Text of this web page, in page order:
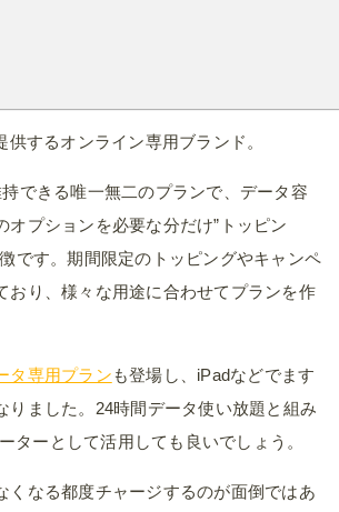
供するオンライン専用ブランド。
できる唯一無二のプランで、データ容
オプションを必要な分だけ”トッピン
です。期間限定のトッピングやキャンペ
おり、様々な用途に合わせてプランを作
タ専用プラン も登場し、iPadなどでます
りました。24時間データ使い放題と組み
ターとして活用しても良いでしょう。
くなる都度チャージするのが面倒ではあ